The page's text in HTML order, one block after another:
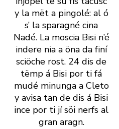
y la mët a pingolé: al ó
s’ la sparagné cina
Nadé. La moscia Bisi n’é
indere nia a öna da finí
sciöche rost. 24 dis de
tëmp á Bisi por ti fá
mudé minunga a Cleto
y avisa tan de dis á Bisi
ince por ti jí söi nerfs al
gran aragn.